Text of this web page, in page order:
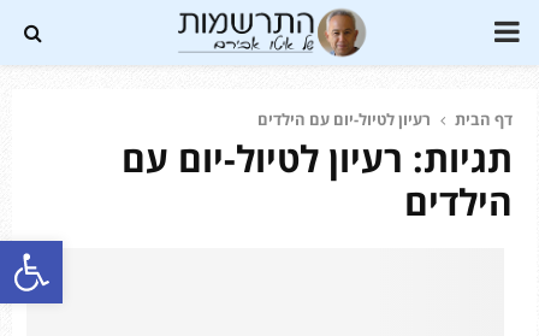
פתח סרגל נגישות
PRIMARY
דף הבית רעיון לטיול-יום עם הילדים
תגיות: רעיון לטיול-יום עם
הילדים